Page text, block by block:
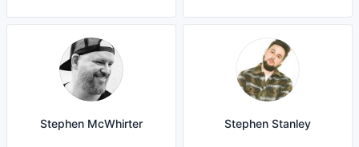
Stephen McWhirter Stephen Stanley